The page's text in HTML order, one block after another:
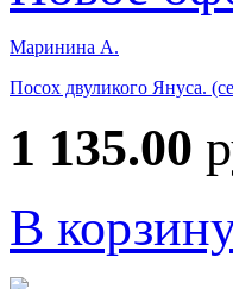
Маринина А.
Посох двуликого Януса.
1 135.00
В